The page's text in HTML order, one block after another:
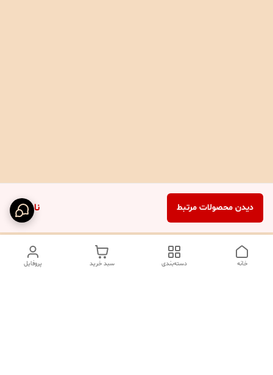
ناموجود دیدن محصولات مرتبط
پروفایل سبد خرید دسته‌بندی خانه